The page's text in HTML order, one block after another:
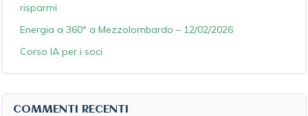
risparmi
Energia a 360° a Mezzolombardo – 12/02/2026
Corso IA per i soci
COMMENTI RECENTI